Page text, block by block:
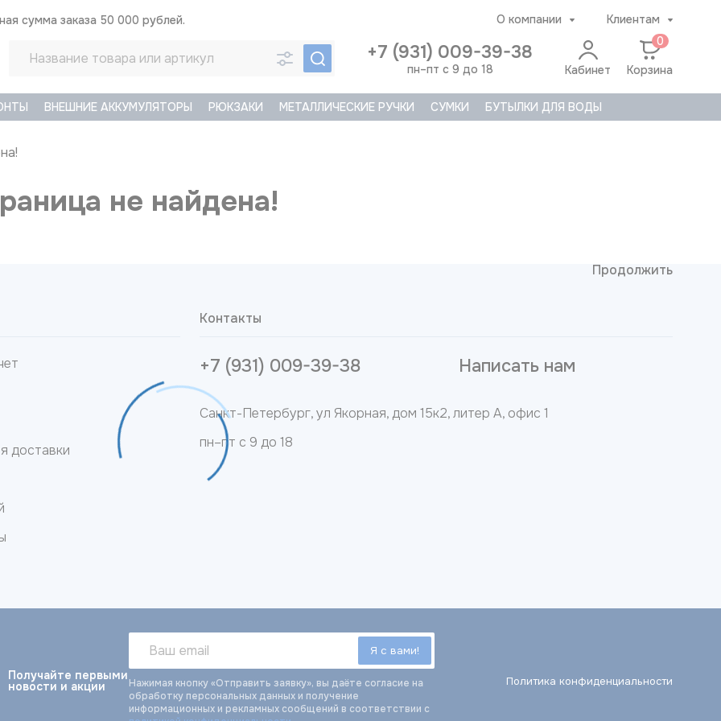
сумма заказа 50 000 рублей. О компании Клиентам
+7 (931) 009-39-38
пн–пт с 9 до 18 Кабинет
0
Корзина
ВНЕШНИЕ АККУМУЛЯТОРЫ РЮКЗАКИ МЕТАЛЛИЧЕСКИЕ РУЧКИ СУМКИ БУТЫЛКИ ДЛЯ ВОДЫ
не найдена!
Продолжить
доставки
Контакты
+7 (931) 009-39-38 Написать нам
Санкт-Петербург, ул Якорная, дом 15к2, литер А, офис 1
пн–пт с 9 до 18
Получайте первыми
новости и акции
Нажимая кнопку «Отправить заявку», вы даёте согласие на
обработку персональных данных и получение
информационных и рекламных сообщений в соответствии с
Политика конфиденциальности